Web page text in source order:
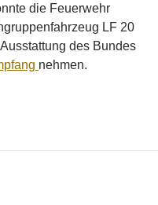
die Feuerwehr
LF 20
des Bundes
nehmen.